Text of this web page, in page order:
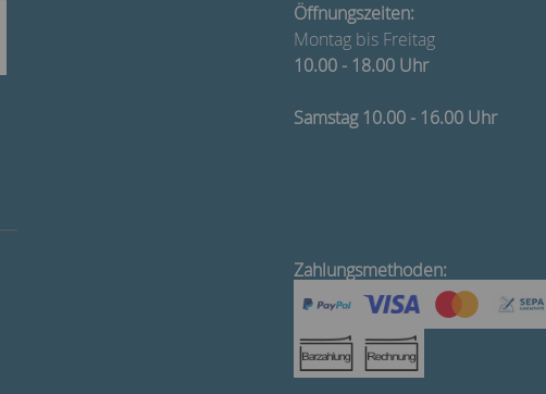
Öffnungszeiten:
Montag bis Freitag
10.00 - 18.00 Uhr
Samstag 10.00 - 16.00 Uhr
Zahlungsmethoden: